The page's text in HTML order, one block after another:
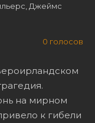
Джеймс
0 голосов
на мирном
к гибели